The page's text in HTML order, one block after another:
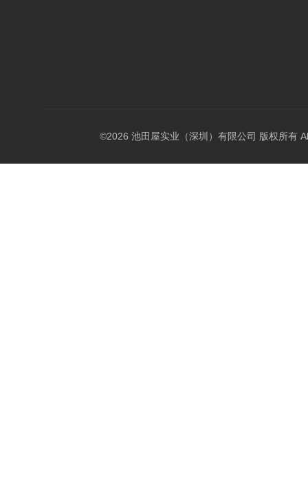
©2026 池田屋实业（深圳）有限公司 版权所有